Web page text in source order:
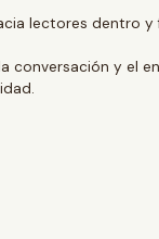
lectores dentro
conversación y el